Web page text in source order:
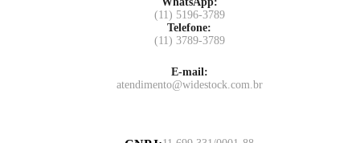
(11) 5196-3789
Telefone:
(11) 3789-3789
E-mail:
atendimento@widestock.com.br